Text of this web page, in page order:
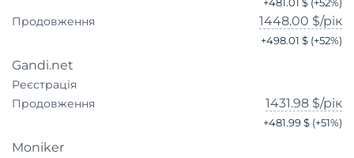
+481.01 $ (+52%)
Продовження 1448.00 $/рік
+498.01 $ (+52%)
Gandi.net
Реєстрація
Продовження
1431.98 $/рік
+481.99 $ (+51%)
Moniker